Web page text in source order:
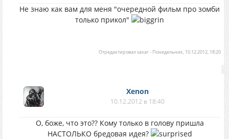
Не знаю как вам для меня "очередной фильм про зомби
только прикол"
Отредактировалsaxar- Понедельник, 10.12.2012, 18:20
Xenon
10.12.2012 в 18:40
О, боже, что это?? Кому только в голову пришла
НАСТОЛЬКО бредовая идея?